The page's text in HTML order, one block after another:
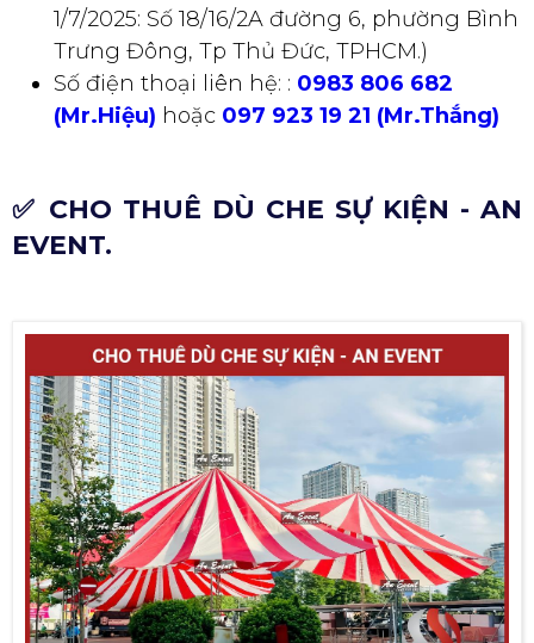
1/7/2025: Số 18/16/2A đường 6, phường Bình
Trưng Đông, Tp Thủ Đức, TPHCM.)
Số điện thoại liên hệ: : 0983 806 682
(Mr.Hiệu) hoặc 097 923 19 21 (Mr.Thắng)
✅ CHO THUÊ DÙ CHE SỰ KIỆN - AN
EVENT.